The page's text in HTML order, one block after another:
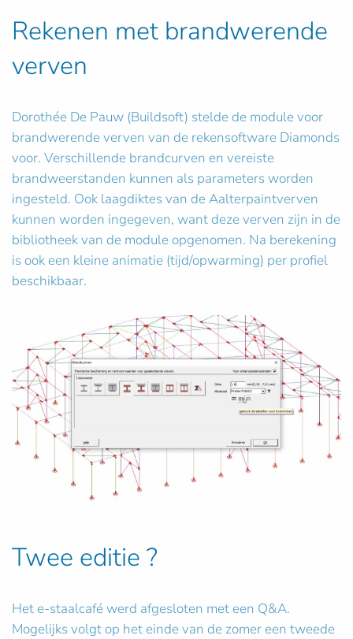
Rekenen met brandwerende
verven
Dorothée De Pauw (Buildsoft) stelde de module voor
brandwerende verven van de rekensoftware Diamonds
voor. Verschillende brandcurven en vereiste
brandweerstanden kunnen als parameters worden
ingesteld. Ook laagdiktes van de Aalterpaintverven
kunnen worden ingegeven, want deze verven zijn in de
bibliotheek van de module opgenomen. Na berekening
is ook een kleine animatie (tijd/opwarming) per profiel
beschikbaar.
Twee editie ?
Het e-staalcafé werd afgesloten met een Q&A.
Mogelijks volgt op het einde van de zomer een tweede